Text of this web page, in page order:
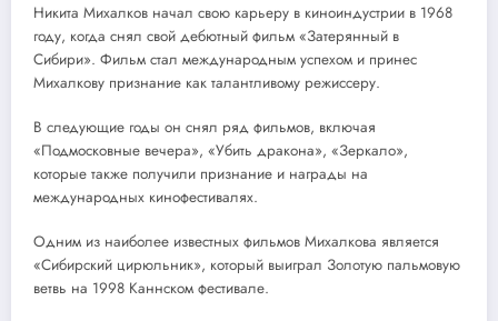
Никита Михалков начал свою карьеру в киноиндустрии в 1968
году, когда снял свой дебютный фильм «Затерянный в
Сибири». Фильм стал международным успехом и принес
Михалкову признание как талантливому режиссеру.
В следующие годы он снял ряд фильмов, включая
«Подмосковные вечера», «Убить дракона», «Зеркало»,
которые также получили признание и награды на
международных кинофестивалях.
Одним из наиболее известных фильмов Михалкова является
«Сибирский цирюльник», который выиграл Золотую пальмовую
ветвь на 1998 Каннском фестивале.